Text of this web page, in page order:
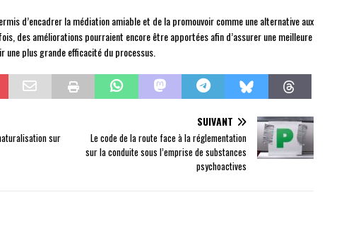
d’encadrer la médiation amiable et de la promouvoir comme une alternative aux
des améliorations pourraient encore être apportées afin d’assurer une meilleure
plus grande efficacité du processus.
sur
SUIVANT
Le code de la route face à la réglementation
sur la conduite sous l’emprise de substances
psychoactives